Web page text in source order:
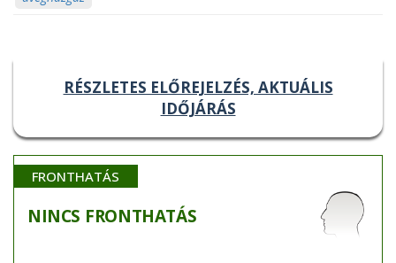
RÉSZLETES ELŐREJELZÉS, AKTUÁLIS
IDŐJÁRÁS
FRONTHATÁS
NINCS FRONTHATÁS